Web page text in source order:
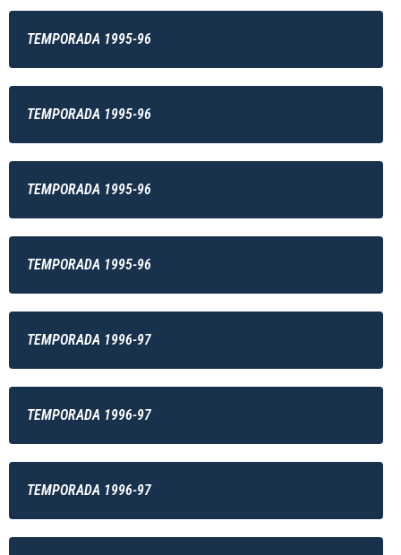
TEMPORADA 1995-96
TEMPORADA 1995-96
TEMPORADA 1995-96
TEMPORADA 1995-96
TEMPORADA 1996-97
TEMPORADA 1996-97
TEMPORADA 1996-97